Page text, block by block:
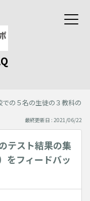
での５名の生徒の３教科の
最終更新日 : 2021/06/22
テスト結果の集
をフィードバッ